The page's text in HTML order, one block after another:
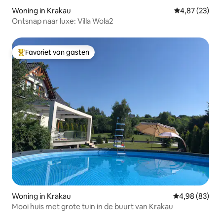
Woning in Krakau Gemiddelde
4,87 (23)
Ontsnap naar luxe: Villa Wola2
Topfavoriet van gasten
Favoriet van gasten
Woning in Krakau Gemiddelde
4,98 (83)
Mooi huis met grote tuin in de buurt van Krakau